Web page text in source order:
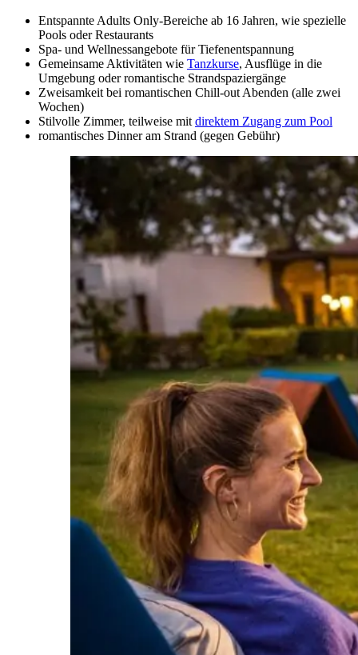
Entspannte Adults Only-Bereiche ab 16 Jahren, wie spezielle
Pools oder Restaurants
Spa- und Wellnessangebote für Tiefenentspannung
Gemeinsame Aktivitäten wie Tanzkurse, Ausflüge in die
Umgebung oder romantische Strandspaziergänge
Zweisamkeit bei romantischen Chill-out Abenden (alle zwei
Wochen)
Stilvolle Zimmer, teilweise mit direktem Zugang zum Pool
romantisches Dinner am Strand (gegen Gebühr)